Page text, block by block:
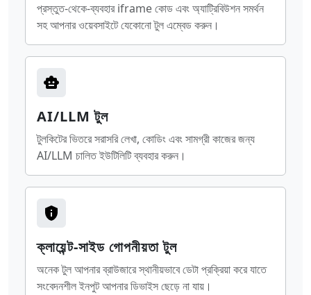
প্রস্তুত-থেকে-ব্যবহার iframe কোড এবং অ্যাট্রিবিউশন সমর্থন
সহ আপনার ওয়েবসাইটে যেকোনো টুল এম্বেড করুন।
AI/LLM টুল
টুলকিটের ভিতরে সরাসরি লেখা, কোডিং এবং সামগ্রী কাজের জন্য
AI/LLM চালিত ইউটিলিটি ব্যবহার করুন।
ক্লায়েন্ট-সাইড গোপনীয়তা টুল
অনেক টুল আপনার ব্রাউজারে স্থানীয়ভাবে ডেটা প্রক্রিয়া করে যাতে
সংবেদনশীল ইনপুট আপনার ডিভাইস ছেড়ে না যায়।